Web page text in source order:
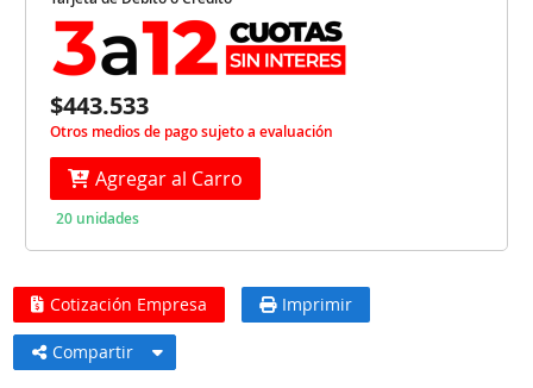
$443.533
Otros medios de pago sujeto a evaluación
Agregar al Carro
20 unidades
Cotización Empresa Imprimir
Compartir